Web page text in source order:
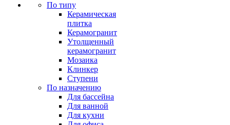
По типу
Керамическая
плитка
Керамогранит
Утолщенный
керамогранит
Мозаика
Клинкер
Ступени
По назначению
Для бассейна
Для ванной
Для кухни